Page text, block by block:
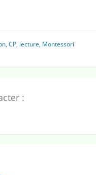
,CP, lecture, Montessori
: